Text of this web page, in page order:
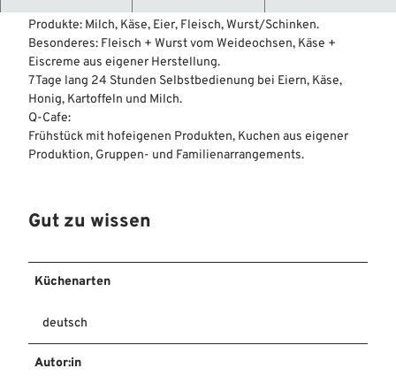
Produkte: Milch, Käse, Eier, Fleisch, Wurst/Schinken.
Besonderes: Fleisch + Wurst vom Weideochsen, Käse +
Eiscreme aus eigener Herstellung.
7 Tage lang 24 Stunden Selbstbedienung bei Eiern, Käse,
Honig, Kartoffeln und Milch.
Q-Cafe:
Frühstück mit hofeigenen Produkten, Kuchen aus eigener
Produktion, Gruppen- und Familienarrangements.
Gut zu wissen
Küchenarten
deutsch
Autor:in